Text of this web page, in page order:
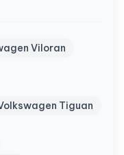
Viloran
Tiguan